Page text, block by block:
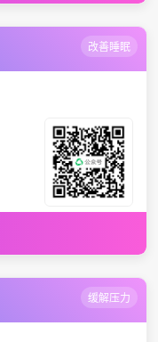
改善睡眠
缓解压力